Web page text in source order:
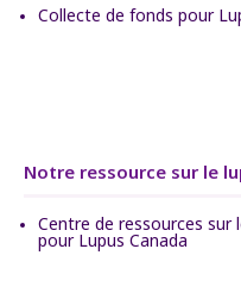
Collecte de fonds pour
Notre ressource sur le
Centre de ressources
pour Lupus Canada